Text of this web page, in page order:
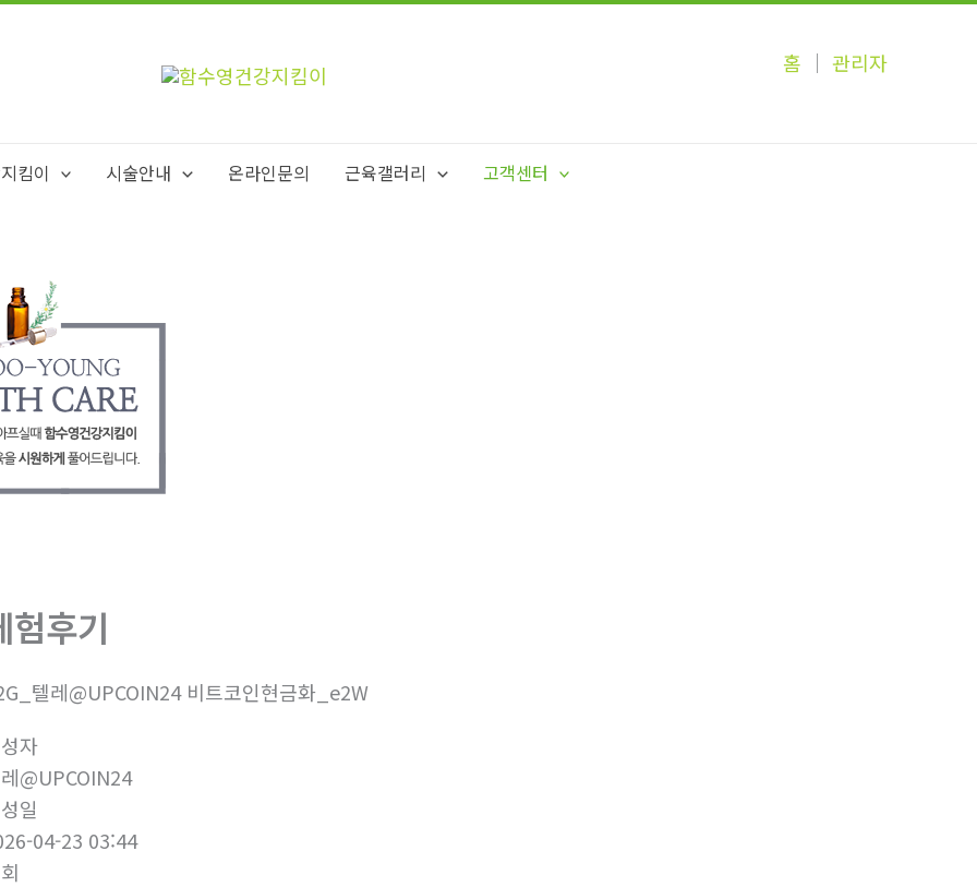
홈 │ 관리자
킴이 시술안내 온라인문의 근육갤러리 고객센터
험후기
텔레@UPCOIN24 비트코인현금화_e2W
자
@UPCOIN24
일
04-23 03:44